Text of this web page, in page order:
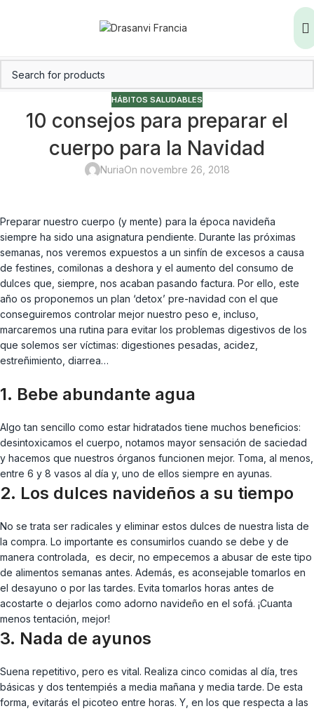
HÁBITOS SALUDABLES
10 consejos para preparar el
cuerpo para la Navidad
NuriaOn novembre 26, 2018
Preparar nuestro cuerpo (y mente) para la época navideña
siempre ha sido una asignatura pendiente. Durante las próximas
semanas, nos veremos expuestos a un sinfín de excesos a causa
de festines, comilonas a deshora y el aumento del consumo de
dulces que, siempre, nos acaban pasando factura. Por ello, este
año os proponemos un plan ‘detox’ pre-navidad con el que
conseguiremos controlar mejor nuestro peso e, incluso,
marcaremos una rutina para evitar los problemas digestivos de los
que solemos ser víctimas: digestiones pesadas, acidez,
estreñimiento, diarrea…
1. Bebe abundante agua
Algo tan sencillo como estar hidratados tiene muchos beneficios:
desintoxicamos el cuerpo, notamos mayor sensación de saciedad
y hacemos que nuestros órganos funcionen mejor. Toma, al menos,
entre 6 y 8 vasos al día y, uno de ellos siempre en ayunas.
2. Los dulces navideños a su tiempo
No se trata ser radicales y eliminar estos dulces de nuestra lista de
la compra. Lo importante es consumirlos cuando se debe y de
manera controlada, es decir, no empecemos a abusar de este tipo
de alimentos semanas antes. Además, es aconsejable tomarlos en
el desayuno o por las tardes. Evita tomarlos horas antes de
acostarte o dejarlos como adorno navideño en el sofá. ¡Cuanta
menos tentación, mejor!
3. Nada de ayunos
Suena repetitivo, pero es vital. Realiza cinco comidas al día, tres
básicas y dos tentempiés a media mañana y media tarde. De esta
forma, evitarás el picoteo entre horas. Y, en los que respecta a las